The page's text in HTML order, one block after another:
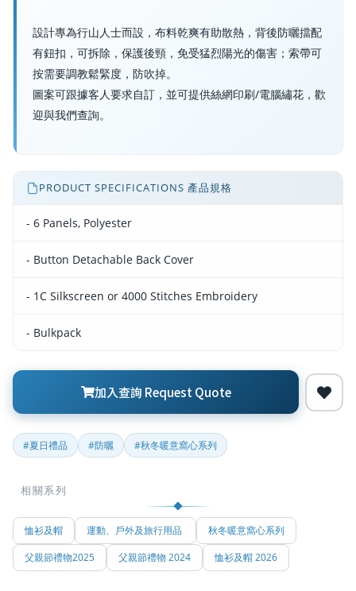
設計專為行山人士而設，布料乾爽有助散熱，背後防曬擋配
有鈕扣，可拆除，保護後頸，免受猛烈陽光的傷害；索帶可
按需要調教鬆緊度，防吹掉。
圖案可跟據客人要求自訂，並可提供絲網印刷/電腦繡花，歡
迎與我們查詢。
PRODUCT SPECIFICATIONS 產品規格
- 6 Panels, Polyester
- Button Detachable Back Cover
- 1C Silkscreen or 4000 Stitches Embroidery
- Bulkpack
加入查詢 Request Quote
#夏日禮品 #防曬 #秋冬暖意窩心系列
相關系列
恤衫及帽 運動、戶外及旅行用品
秋冬暖意窩心系列
父親節禮物2025
父親節禮物 2024 恤衫及帽 2026